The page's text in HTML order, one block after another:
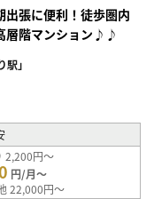
出張に便利！徒歩圏内
層階マンション♪♪
」
2,200円～
円/月～
22,000円～